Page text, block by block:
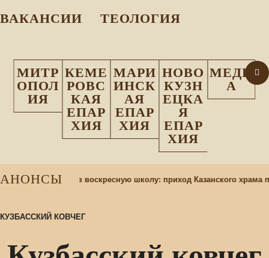
ВАКАНСИИ
ТЕОЛОГИЯ
МИТР
ОПОЛ
ИЯ
КЕМЕ
РОВС
КАЯ
ЕПАР
ХИЯ
МАРИ
ИНСК
АЯ
ЕПАР
ХИЯ
НОВО
КУЗН
ЕЦКА
Я
ЕПАР
ХИЯ
МЕДИ
А
АНОНСЫ
Набор учащихся в воскресную школу: приход Казанского храма
КУЗБАССКИЙ КОВЧЕГ